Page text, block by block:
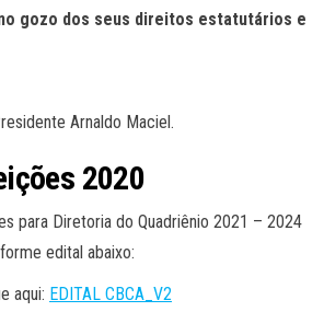
gozo dos seus direitos estatutários e
Arnaldo Maciel.
2020
para Diretoria do Quadriênio 2021 – 2024
edital abaixo:
aqui: EDITAL CBCA_V2